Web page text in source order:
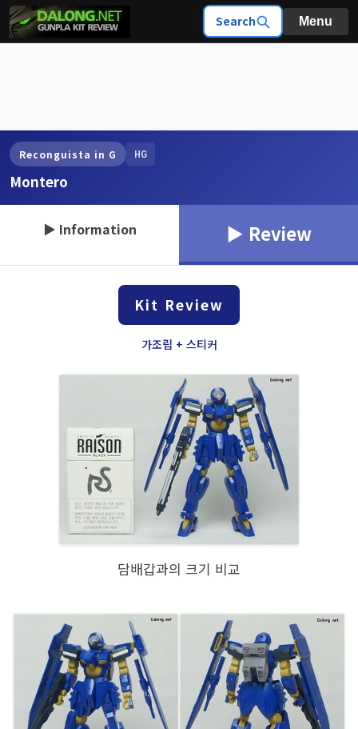
Search Menu
Reconguista in G HG
Montero
▶ Information ▶ Review
Kit Review
가조립 + 스티커
담배갑과의 크기 비교